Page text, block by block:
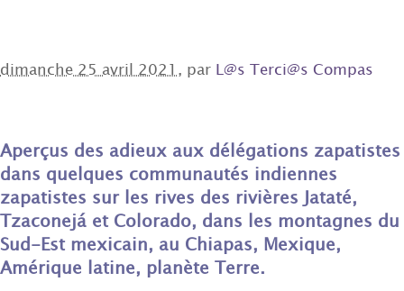
dimanche 25 avril 2021 , par L@s Terci@s Compas
Aperçus des adieux aux délégations zapatistes
dans quelques communautés indiennes
zapatistes sur les rives des rivières Jataté,
Tzaconejá et Colorado, dans les montagnes du
Sud-Est mexicain, au Chiapas, Mexique,
Amérique latine, planète Terre.